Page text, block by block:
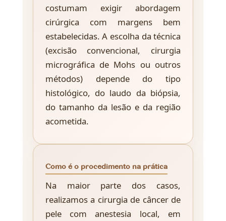
costumam exigir abordagem
cirúrgica com margens bem
estabelecidas. A escolha da técnica
(excisão convencional, cirurgia
micrográfica de Mohs ou outros
métodos) depende do tipo
histológico, do laudo da biópsia,
do tamanho da lesão e da região
acometida.
Como é o procedimento na prática
Na maior parte dos casos,
realizamos a cirurgia de câncer de
pele com anestesia local, em